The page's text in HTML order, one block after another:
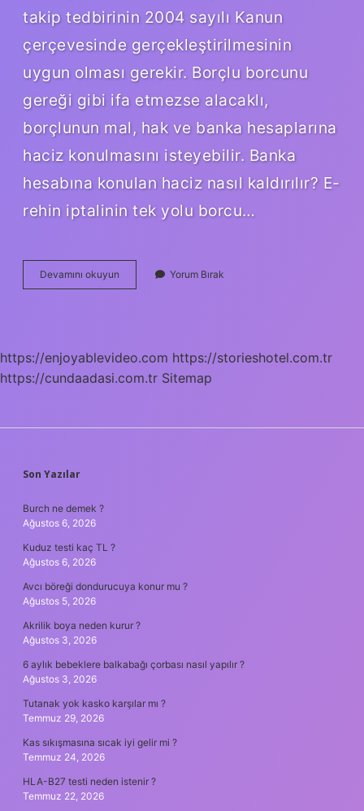
takip tedbirinin 2004 sayılı Kanun
çerçevesinde gerçekleştirilmesinin
uygun olması gerekir. Borçlu borcunu
gereği gibi ifa etmezse alacaklı,
borçlunun mal, hak ve banka hesaplarına
haciz konulmasını isteyebilir. Banka
hesabına konulan haciz nasıl kaldırılır? E-
rehin iptalinin tek yolu borcu…
Devamını okuyun
Nedeniyle
Nasıl
Kaldırılır
Yorum Bırak
https://enjoyablevideo.com https://storieshotel.com.tr
https://cundaadasi.com.tr Sitemap
SIDEBAR
Son Yazılar
Burch ne demek ?
Ağustos 6, 2026
Kuduz testi kaç TL ?
Ağustos 6, 2026
Avcı böreği dondurucuya konur mu ?
Ağustos 5, 2026
Akrilik boya neden kurur ?
Ağustos 3, 2026
6 aylık bebeklere balkabağı çorbası nasıl yapılır ?
Ağustos 3, 2026
Tutanak yok kasko karşılar mı ?
Temmuz 29, 2026
Kas sıkışmasına sıcak iyi gelir mi ?
Temmuz 24, 2026
HLA-B27 testi neden istenir ?
Temmuz 22, 2026